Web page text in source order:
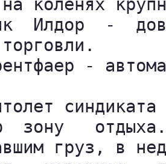
коленях
Илдор  -
-
зону
груз, в